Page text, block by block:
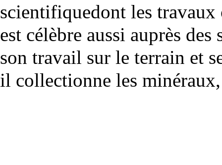
scientifiquedont les
est célèbre aussi auprès
son travail sur le terrain et
il collectionne les minéraux